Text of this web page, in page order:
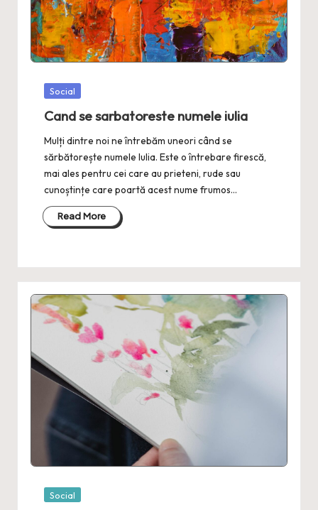
Posted
Social
Cand se sarbatoreste numele iulia
Mulți dintre noi ne întrebăm uneori când se
sărbătorește numele Iulia. Este o întrebare firescă,
mai ales pentru cei care au prieteni, rude sau
cunoștințe care poartă acest nume frumos…
Read More
Posted
Social